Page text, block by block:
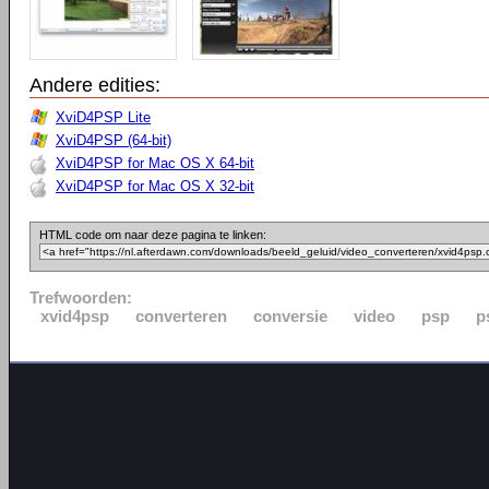
Andere edities:
XviD4PSP Lite
XviD4PSP (64-bit)
XviD4PSP for Mac OS X 64-bit
XviD4PSP for Mac OS X 32-bit
HTML code om naar deze pagina te linken:
Trefwoorden:
xvid4psp
converteren conversie video psp